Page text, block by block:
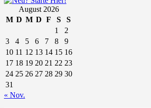
August 2026
M D M D F S
S
1
2
3
4 5 6 7 8
9
10 11 12 13 14 15 16
17 18 19 20 21 22 23
24 25 26 27 28 29 30
31
« Nov.